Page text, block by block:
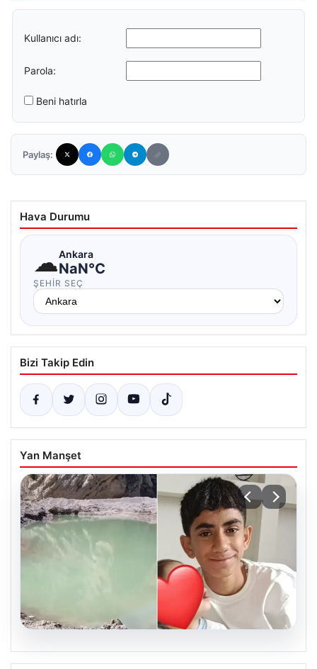
Kullanıcı adı:
Parola:
Beni hatırla
Paylaş:
Hava Durumu
☁Ankara
NaN°C
ŞEHIR SEÇ
Bizi Takip Edin
Yan Manşet
06.08.2026